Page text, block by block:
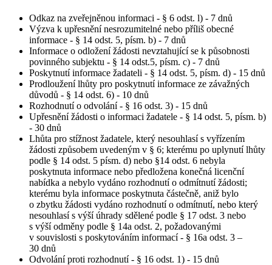
Odkaz na zveřejněnou informaci - § 6 odst. l) - 7 dnů
Výzva k upřesnění nesrozumitelné nebo příliš obecné
informace - § 14 odst. 5, písm. b) - 7 dnů
Informace o odložení žádosti nevztahující se k působnosti
povinného subjektu - § 14 odst.5, písm. c) - 7 dnů
Poskytnutí informace žadateli - § 14 odst. 5, písm. d) - 15 dnů
Prodloužení lhůty pro poskytnutí informace ze závažných
důvodů - § 14 odst. 6) - 10 dnů
Rozhodnutí o odvolání - § 16 odst. 3) - 15 dnů
Upřesnění žádosti o informaci žadatele - § 14 odst. 5, písm. b)
- 30 dnů
Lhůta pro stížnost žadatele, který nesouhlasí s vyřízením
žádosti způsobem uvedeným v § 6; kterému po uplynutí lhůty
podle § 14 odst. 5 písm. d) nebo §14 odst. 6 nebyla
poskytnuta informace nebo předložena konečná licenční
nabídka a nebylo vydáno rozhodnutí o odmítnutí žádosti;
kterému byla informace poskytnuta částečně, aniž bylo
o zbytku žádosti vydáno rozhodnutí o odmítnutí, nebo který
nesouhlasí s výší úhrady sdělené podle § 17 odst. 3 nebo
s výší odměny podle § 14a odst. 2, požadovanými
v souvislosti s poskytováním informací - § 16a odst. 3 –
30 dnů
Odvolání proti rozhodnutí - § 16 odst. 1) - 15 dnů